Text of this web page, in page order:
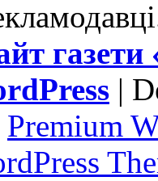
|
Premium